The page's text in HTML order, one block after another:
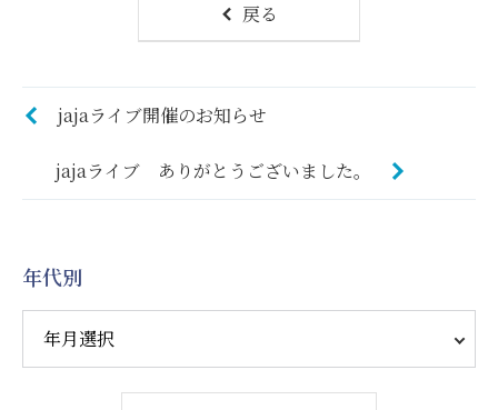
戻る
jajaライブ開催のお知らせ
jajaライブ ありがとうございました。
年代別